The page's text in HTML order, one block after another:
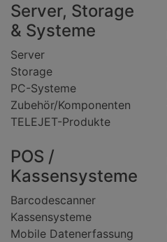
Server, Storage
& Systeme
Server
Storage
PC-Systeme
Zubehör/Komponenten
TELEJET-Produkte
POS /
Kassensysteme
Barcodescanner
Kassensysteme
Mobile Datenerfassung